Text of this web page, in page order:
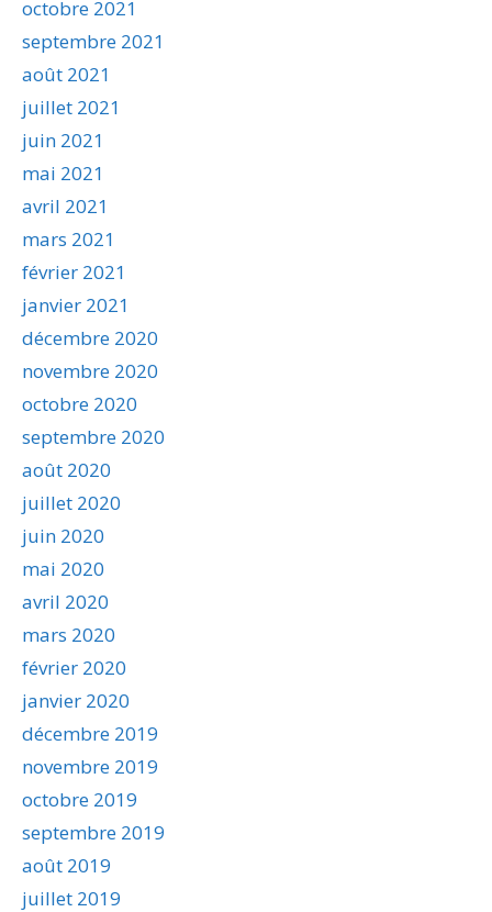
octobre 2021
septembre 2021
août 2021
juillet 2021
juin 2021
mai 2021
avril 2021
mars 2021
février 2021
janvier 2021
décembre 2020
novembre 2020
octobre 2020
septembre 2020
août 2020
juillet 2020
juin 2020
mai 2020
avril 2020
mars 2020
février 2020
janvier 2020
décembre 2019
novembre 2019
octobre 2019
septembre 2019
août 2019
juillet 2019